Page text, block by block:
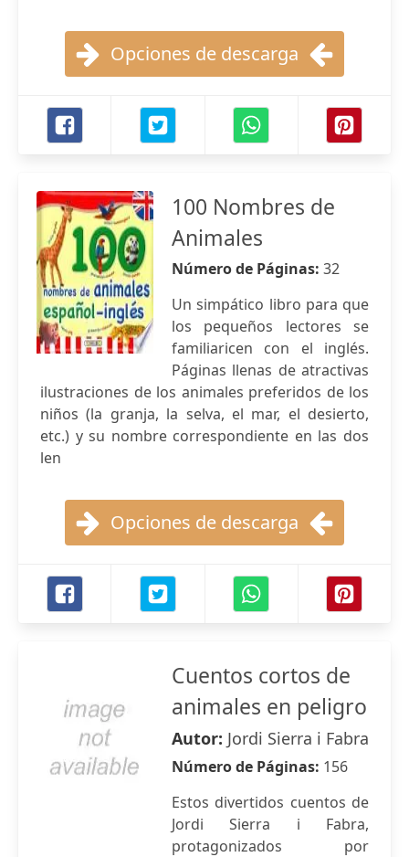
Opciones de descarga
100 Nombres de
Animales
Número de Páginas: 32
Un simpático libro para que
los pequeños lectores se
familiaricen con el inglés.
Páginas llenas de atractivas
ilustraciones de los animales preferidos de los
niños (la granja, la selva, el mar, el desierto,
etc.) y su nombre correspondiente en las dos
len
Opciones de descarga
Cuentos cortos de
animales en peligro
Autor: Jordi Sierra i Fabra
Número de Páginas: 156
Estos divertidos cuentos de
Jordi Sierra i Fabra,
protagonizados por